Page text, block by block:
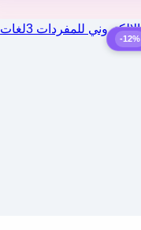
-12%